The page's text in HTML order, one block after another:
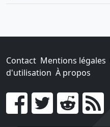
Contact Mentions légales
d'utilisation À propos